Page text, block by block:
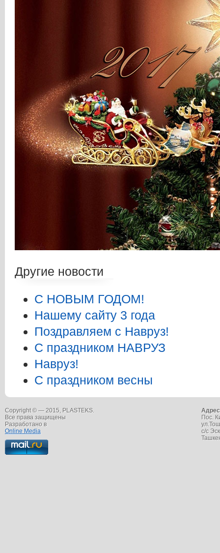
Другие новости
С НОВЫМ ГОДОМ!
Нашему сайту 3 года
Поздравляем с Навруз!
С праздником НАВРУЗ
Навруз!
С праздником весны
Copyright © — 2015, PLASTEKS.
Все права защищены
Разработано в
Online Media
Адрес
Пос.
с/с